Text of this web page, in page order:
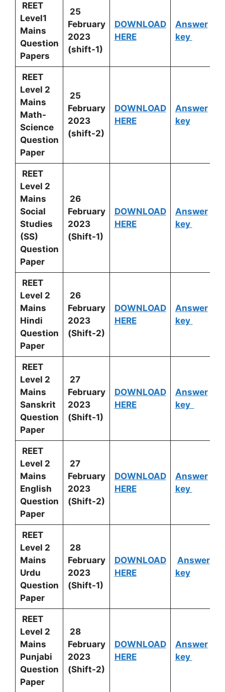
REET
Level1
Mains
Question
Papers
25
February
2023
(shift-1)
DOWNLOAD
HERE
Answer
key
REET
Level 2
Mains
Math-
Science
Question
Paper
25
February
2023
(shift-2)
DOWNLOAD
HERE
Answer
key
REET
Level 2
Mains
Social
Studies
(SS)
Question
Paper
26
February
2023
(Shift-1)
DOWNLOAD
HERE
Answer
key
REET
Level 2
Mains
Hindi
Question
Paper
26
February
2023
(Shift-2)
DOWNLOAD
HERE
Answer
key
REET
Level 2
Mains
Sanskrit
Question
Paper
27
February
2023
(Shift-1)
DOWNLOAD
HERE
Answer
key
REET
Level 2
Mains
English
Question
Paper
27
February
2023
(Shift-2)
DOWNLOAD
HERE
Answer
key
REET
Level 2
Mains
Urdu
Question
Paper
28
February
2023
(Shift-1)
DOWNLOAD
HERE
Answer
key
REET
Level 2
Mains
Punjabi
Question
Paper
28
February
2023
(Shift-2)
DOWNLOAD
HERE
Answer
key